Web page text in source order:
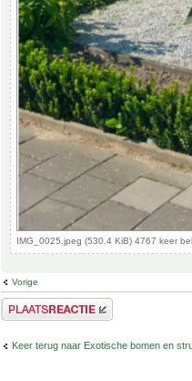
IMG_0025.jpeg (530.4 KiB) 4767 keer
Vorige
Plaats een reactie
Keer terug naar Exotische bomen en